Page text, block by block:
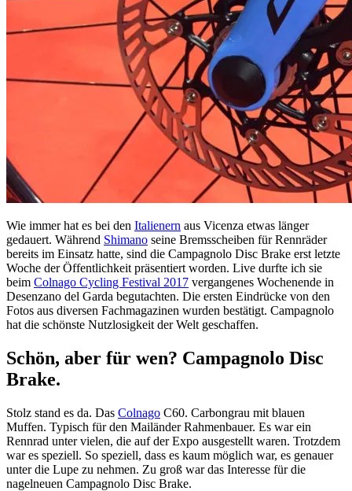
Wie immer hat es bei den Italienern aus Vicenza etwas länger
gedauert. Während Shimano seine Bremsscheiben für Rennräder
bereits im Einsatz hatte, sind die Campagnolo Disc Brake erst letzte
Woche der Öffentlichkeit präsentiert worden. Live durfte ich sie
beim Colnago Cycling Festival 2017 vergangenes Wochenende in
Desenzano del Garda begutachten. Die ersten Eindrücke von den
Fotos aus diversen Fachmagazinen wurden bestätigt. Campagnolo
hat die schönste Nutzlosigkeit der Welt geschaffen.
Schön, aber für wen? Campagnolo Disc
Brake.
Stolz stand es da. Das Colnago C60. Carbongrau mit blauen
Muffen. Typisch für den Mailänder Rahmenbauer. Es war ein
Rennrad unter vielen, die auf der Expo ausgestellt waren. Trotzdem
war es speziell. So speziell, dass es kaum möglich war, es genauer
unter die Lupe zu nehmen. Zu groß war das Interesse für die
nagelneuen Campagnolo Disc Brake.